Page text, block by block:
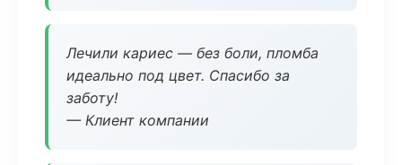
Лечили кариес — без боли, пломба
идеально под цвет. Спасибо за
заботу!
— Клиент компании